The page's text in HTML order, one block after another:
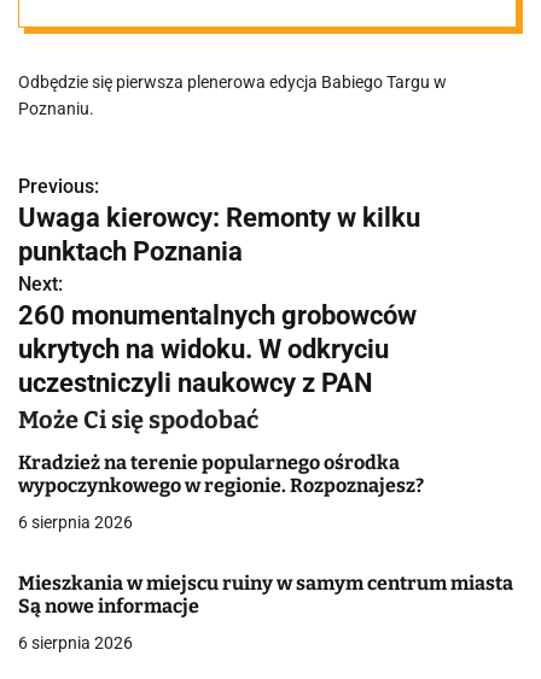
wraca na
poznański
rynek
Odbędzie się pierwsza plenerowa edycja Babiego Targu w
Poznaniu.
N
a
w
i
g
a
c
j
w
p
Previous:
Uwaga kierowcy: Remonty w kilku
punktach Poznania
Next:
260 monumentalnych grobowców
ukrytych na widoku. W odkryciu
uczestniczyli naukowcy z PAN
Może Ci się spodobać
Kradzież na terenie popularnego ośrodka
wypoczynkowego w regionie. Rozpoznajesz?
6 sierpnia 2026
Mieszkania w miejscu ruiny w samym centrum miasta
Są nowe informacje
6 sierpnia 2026